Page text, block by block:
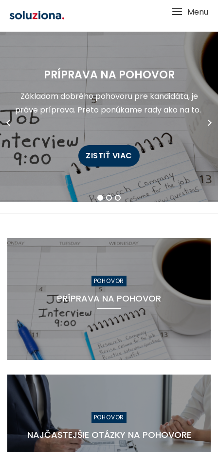
Menu
PRÍPRAVA NA POHOVOR
Základom dobrého pohovoru pre kandidáta, je
práve príprava. Preto ponúkame rady ako na to.
ZISTIŤ VIAC
NAJČASTEJŠIE OTÁZKY NA
POHOVORE​
Poradíme Vám aké sú najčastejšie kladené
otázky a ako sa kvalitne pripraviť na pohovor.
ZISTIŤ VIAC
PRÍPRAVA ŽIVOTOPISU
Životopis je úplne prvým kontaktom, vďaka
ktorému prichádzate do styku s Vašim
potencionálnym zamestnávateľom.
ZISTIŤ VIAC
1 2 3
POHOVOR
PRÍPRAVA NA POHOVOR
POHOVOR
NAJČASTEJŠIE OTÁZKY NA POHOVORE​